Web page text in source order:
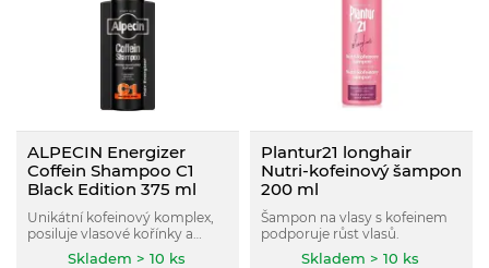
ALPECIN Energizer
Coffein Shampoo C1
Black Edition 375 ml
Unikátní kofeinový komplex,
posiluje vlasové kořínky a
podporuje růst vlasů.
Skladem > 10 ks
Plantur21 longhair
Nutri-kofeinový šampon
200 ml
Šampon na vlasy s kofeinem
podporuje růst vlasů.
Skladem > 10 ks